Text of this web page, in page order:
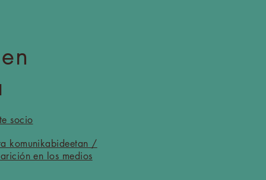
socio
komunikabideetan /
en los medios